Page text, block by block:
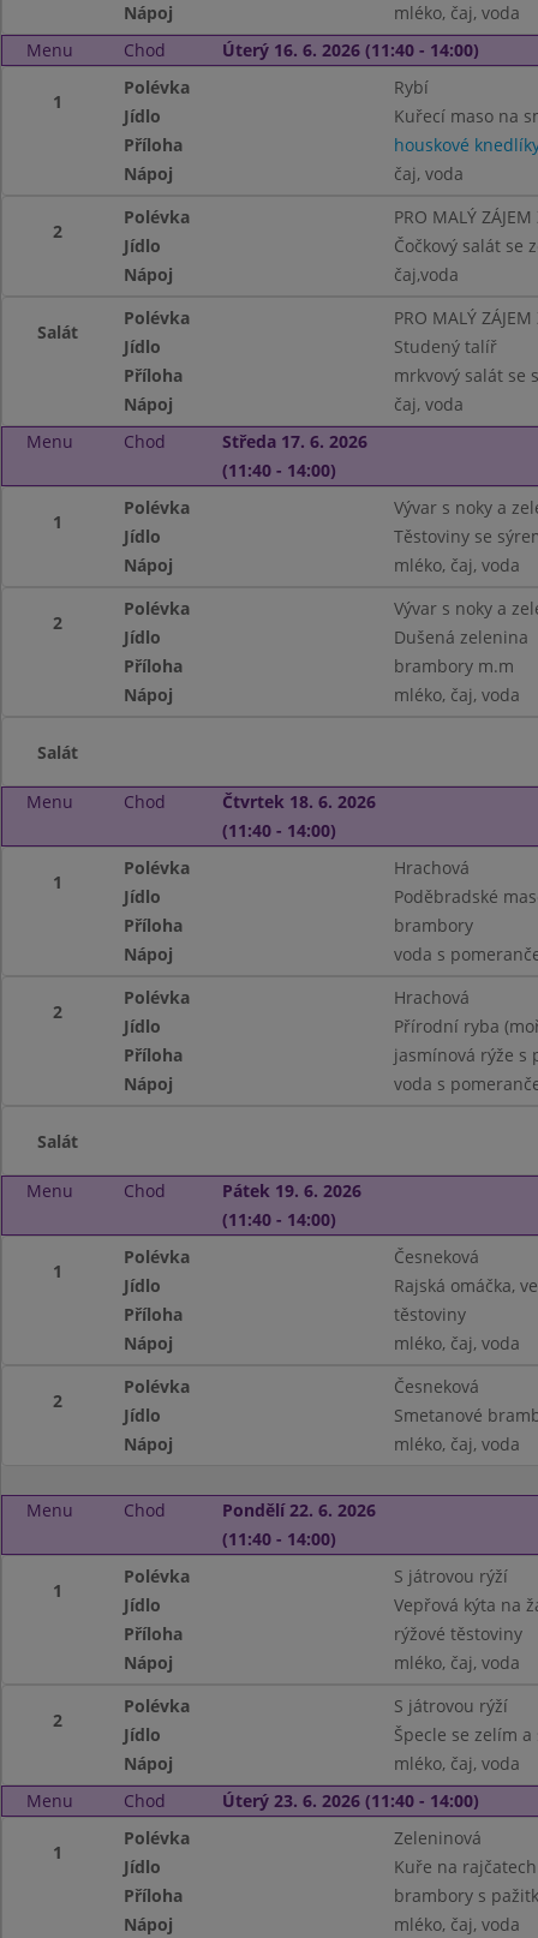
Nápoj
mléko, čaj, voda
Menu
Chod Úterý 16. 6. 2026 (11:40 - 14:00)
1
Polévka
Rybí
Jídlo
Kuřecí maso na
Příloha
houskové
Nápoj
čaj, voda
2
Polévka
PRO MALÝ
Jídlo
Čočkový salát se
Nápoj
čaj,voda
Salát
Polévka
PRO MALÝ
Jídlo
Studený talíř
Příloha
mrkvový salát se
Nápoj
čaj, voda
Menu
Chod
Středa 17. 6. 2026
(11:40 - 14:00)
1
Polévka
Vývar s noky a
Jídlo
Těstoviny se
Nápoj
mléko, čaj, voda
2
Polévka
Vývar s noky a
Jídlo
Dušená zelenina
Příloha
brambory m.m
Nápoj
mléko, čaj, voda
Salát
Menu Chod
Čtvrtek 18. 6. 2026
(11:40 - 14:00)
1
Polévka
Hrachová
Jídlo
Poděbradské
Příloha
brambory
Nápoj
voda s
2
Polévka
Hrachová
Jídlo
Přírodní ryba
Příloha
jasmínová rýže s
Nápoj
voda s
Salát
Menu Chod
Pátek 19. 6. 2026
(11:40 - 14:00)
1
Polévka
Česneková
Jídlo
Rajská omáčka,
Příloha
těstoviny
Nápoj
mléko, čaj, voda
2
Polévka
Česneková
Jídlo
Smetanové
Nápoj
mléko, čaj, voda
Menu Chod
Pondělí 22. 6. 2026
(11:40 - 14:00)
1
Polévka
S játrovou rýží
Jídlo
Vepřová kýta na
Příloha
rýžové těstoviny
Nápoj
mléko, čaj, voda
2
Polévka
S játrovou rýží
Jídlo
Špecle se zelím
Nápoj
mléko, čaj, voda
Menu
Chod Úterý 23. 6. 2026 (11:40 - 14:00)
1
Polévka
Zeleninová
Jídlo
Kuře na rajčatech
Příloha
brambory s
Nápoj
mléko, čaj, voda